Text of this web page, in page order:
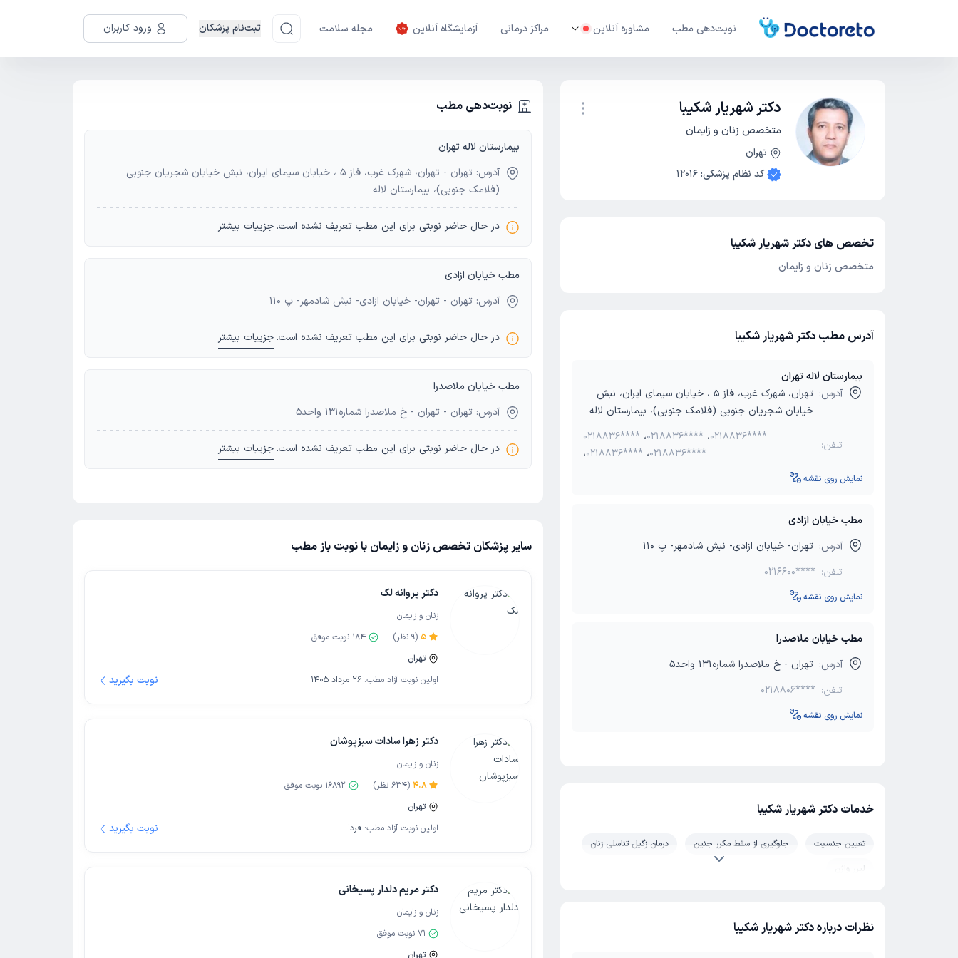
نوبت‌دهی مطب مشاوره آنلاین مراکز درمانی آزمایشگاه آنلاین مجله سلامت ثبت‌نام پزشکان ورود کاربران
دکتر شهریار شکیبا
متخصص زنان و زایمان
تهران
کد نظام پزشکی:
12016
نوبت‌دهی مطب
بیمارستان لاله تهران
آدرس: تهران - تهران، شهرک غرب، فاز 5 ، خیابان سیمای ایران، نبش خیابان شجریان جنوبی
(فلامک جنوبی)، بیمارستان لاله
در حال حاضر نوبتی برای این مطب تعریف نشده است. جزییات بیشتر
مطب خیابان ازادی
آدرس: تهران - تهران- خیابان ازادی- نبش شادمهر- پ 110
در حال حاضر نوبتی برای این مطب تعریف نشده است. جزییات بیشتر
مطب خیابان ملاصدرا
آدرس: تهران - تهران - خ ملاصدرا شماره131 واحد5
در حال حاضر نوبتی برای این مطب تعریف نشده است. جزییات بیشتر
سایر پزشکان تخصص زنان و زایمان با نوبت باز مطب
دکتر پروانه لک
زنان و زایمان
5
(
9 نظر) 184 نوبت موفق
تهران
اولین نوبت آزاد مطب: 26 مرداد 1405 نوبت بگیرید
دکتر زهرا سادات سبزپوشان
زنان و زایمان
4.8
(
634 نظر) 16892 نوبت موفق
تهران
اولین نوبت آزاد مطب: فردا نوبت بگیرید
دکتر مریم دلدار پسیخانی
زنان و زایمان
71 نوبت موفق
تهران
تخصص های دکتر شهریار شکیبا
متخصص زنان و زایمان
آدرس مطب دکتر شهریار شکیبا
بیمارستان لاله تهران
آدرس:
تهران، شهرک غرب، فاز 5 ، خیابان سیمای ایران، نبش
خیابان شجریان جنوبی (فلامک جنوبی)، بیمارستان لاله
تلفن:
0218836**** ،0218836**** ،0218836****
،0218836**** ،0218836****
نمایش روی نقشه
مطب خیابان ازادی
آدرس: تهران- خیابان ازادی- نبش شادمهر- پ 110
تلفن: 0216600****
نمایش روی نقشه
مطب خیابان ملاصدرا
آدرس: تهران - خ ملاصدرا شماره131 واحد5
تلفن: 0218806****
نمایش روی نقشه
خدمات دکتر شهریار شکیبا
تعیین جنسیت جلوگیری از سقط مکرر جنین
درمان زگیل تناسلی زنان
لیزر واژن
نظرات درباره دکتر شهریار شکیبا